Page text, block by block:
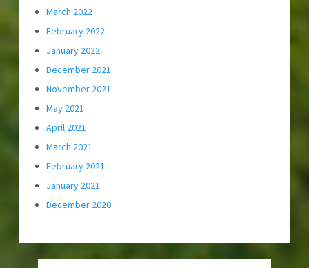
March 2022
February 2022
January 2022
December 2021
November 2021
May 2021
April 2021
March 2021
February 2021
January 2021
December 2020